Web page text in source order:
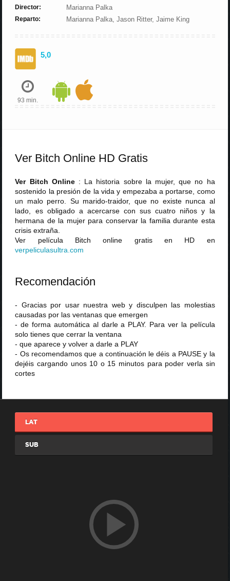
Director: Marianna Palka
Reparto: Marianna Palka, Jason Ritter, Jaime King
5,0
93 min.
Ver Bitch Online HD Gratis
Ver Bitch Online : La historia sobre la mujer, que no ha
sostenido la presión de la vida y empezaba a portarse, como
un malo perro. Su marido-traidor, que no existe nunca al
lado, es obligado a acercarse con sus cuatro niños y la
hermana de la mujer para conservar la familia durante esta
crisis extraña.
Ver película Bitch online gratis en HD en
verpeliculasultra .com
Recomendación
- Gracias por usar nuestra web y disculpen las molestias
causadas por las ventanas que emergen
- de forma automática al darle a PLAY. Para ver la película
solo tienes que cerrar la ventana
- que aparece y volver a darle a PLAY
- Os recomendamos que a continuación le déis a PAUSE y la
dejéis cargando unos 10 o 15 minutos para poder verla sin
cortes
LAT
SUB